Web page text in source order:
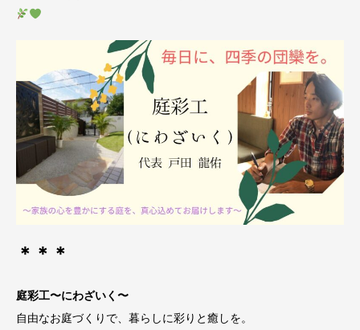
＊＊＊
庭彩工〜にわざいく〜
自由なお庭づくりで、暮らしに彩りと癒しを。